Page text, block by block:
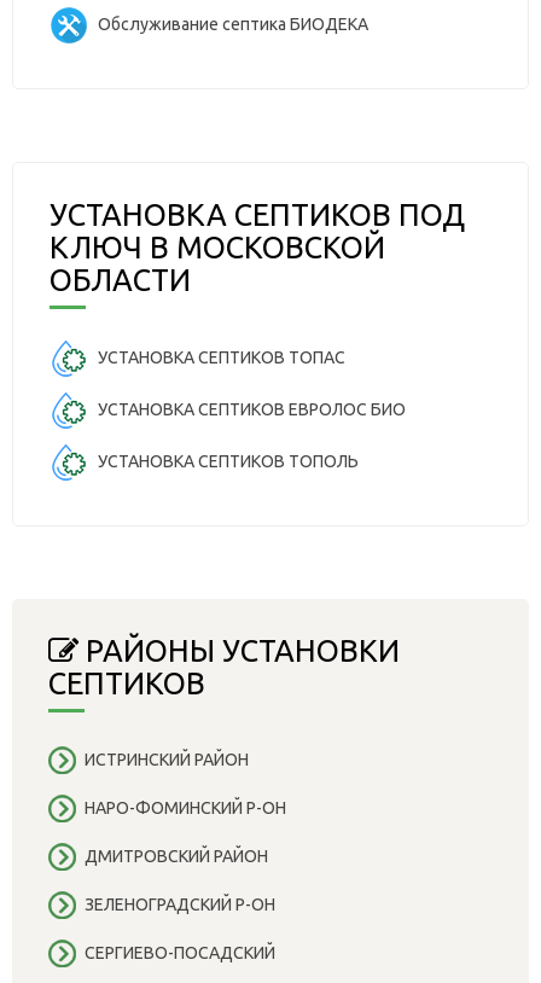
Обслуживание септика БИОДЕКА
УСТАНОВКА СЕПТИКОВ ПОД
КЛЮЧ В МОСКОВСКОЙ
ОБЛАСТИ
УСТАНОВКА СЕПТИКОВ ТОПАС
УСТАНОВКА СЕПТИКОВ ЕВРОЛОС БИО
УСТАНОВКА СЕПТИКОВ ТОПОЛЬ
РАЙОНЫ УСТАНОВКИ
СЕПТИКОВ
ИСТРИНСКИЙ РАЙОН
НАРО-ФОМИНСКИЙ Р-ОН
ДМИТРОВСКИЙ РАЙОН
ЗЕЛЕНОГРАДСКИЙ Р-ОН
СЕРГИЕВО-ПОСАДСКИЙ